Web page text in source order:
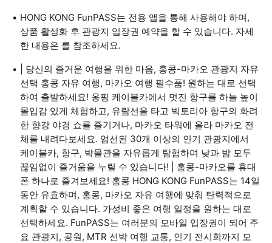
HONG KONG FunPASS는 전용 앱을 통해 사용해야 하며,
상품 활성화 후 관광지 입장권 예약을 할 수 있습니다. 자세
한 내용은 를 참조하세요.
| 당신의 즐거운 여행을 위한 마음, 홍콩-마카오 관광지 자유
선택 홍콩 자유 여행, 마카오 여행 필수품! 원하는 대로 선택
하여 출발하세요! 옹핑 케이블카에서 멋진 항구를 하늘 높이
몰입감 있게 체험하고, 유람선을 타고 빅토리아 항구의 화려
한 향강 야경 쇼를 즐기거나, 마카오 타워에 올라 마카오 전
체를 내려다보세요. 엄선된 30개 이상의 인기 관광지에서
케이블카, 항구, 박물관을 자유롭게 탐험하며 낮과 밤 모두
끊임없이 즐거움을 누릴 수 있습니다! | 홍콩-마카오를 휴대
폰 하나로 즐겨보세요! 홍콩 HONG KONG FunPASS는 14일
동안 유효하며, 홍콩, 마카오 자유 여행에 맞춰 탄력적으로
계획할 수 있습니다. 가성비 좋은 여행 일정을 원하는 대로
선택하세요. FunPASS는 여러분의 모바일 입장권이 되어 주
요 관광지, 공원, MTR 선박 여행 교통, 인기 전시회까지 모